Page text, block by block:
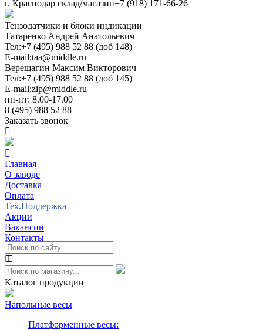
г. Краснодар склад/магазин+7 (918) 171-66-26
Тензодатчики и блоки индикации
Татаренко Андрей Анатольевич
Тел:+7 (495) 988 52 88 (доб 148)
E-mail:taa@middle.ru
Верещагин Максим Викторович
Тел:+7 (495) 988 52 88 (доб 145)
E-mail:zip@middle.ru
пн-пт: 8.00-17.00
8 (495) 988 52 88
Заказать звонок
Главная
О заводе
Доставка
Оплата
Тех.Поддержка
Акции
Вакансии
Контакты
Каталог продукции
Напольные весы
Платформенные весы: